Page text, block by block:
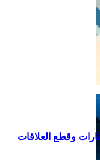
وقطع العلاقات